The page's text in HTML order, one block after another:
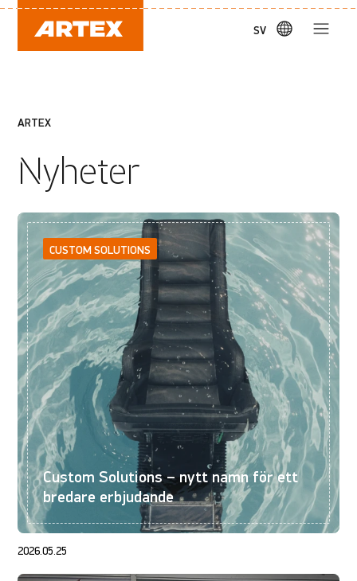
SV
Nyheter
ARTEX
CUSTOM SOLUTIONS
Custom Solutions – nytt namn för ett
bredare erbjudande
2026.05.25